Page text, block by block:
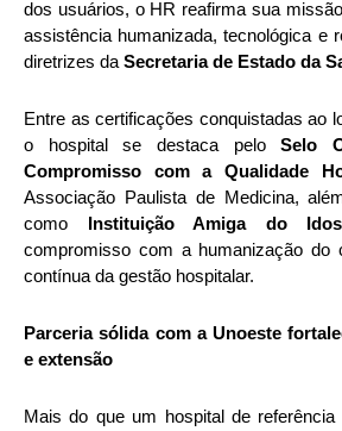
dos usuários, o HR reafirma sua
assistência humanizada, tecnológica e
diretrizes daSecretaria de Estado da
Entre as certificações conquistadas ao
o hospital se destaca peloSelo
Compromisso com a Qualidade
Associação Paulista de Medicina,
como Instituição Amiga do
compromisso com a humanização do
contínua da gestão hospitalar.
Parceria sólida com a Unoeste
e extensão
Mais do que um hospital de